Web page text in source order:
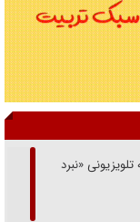
«نبرد